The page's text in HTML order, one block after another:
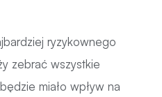
ryzykownego
zebrać wszystkie
miało wpływ na